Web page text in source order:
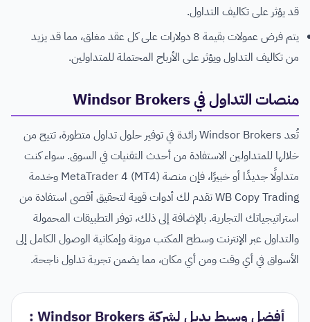
قد يؤثر على تكاليف التداول.
يتم فرض عمولات بقيمة 8 دولارات على كل عقد مغلق، مما قد يزيد
من تكاليف التداول ويؤثر على الأرباح المحتملة للمتداولين.
منصات التداول في Windsor Brokers
تُعد Windsor Brokers رائدة في توفير حلول تداول متطورة، تتيح من
خلالها للمتداولين الاستفادة من أحدث التقنيات في السوق. سواء كنت
متداولًا جديدًا أو خبيرًا، فإن منصة MetaTrader 4 (MT4) وخدمة
WB Copy Trading تقدم لك أدوات قوية لتحقيق أقصى استفادة من
استراتيجياتك التجارية. بالإضافة إلى ذلك، توفر التطبيقات المحمولة
والتداول عبر الإنترنت وسطح المكتب مرونة وإمكانية الوصول الكامل إلى
الأسواق في أي وقت ومن أي مكان، مما يضمن تجربة تداول ناجحة.
أفضل وسيط بديل لشركة Windsor Brokers :